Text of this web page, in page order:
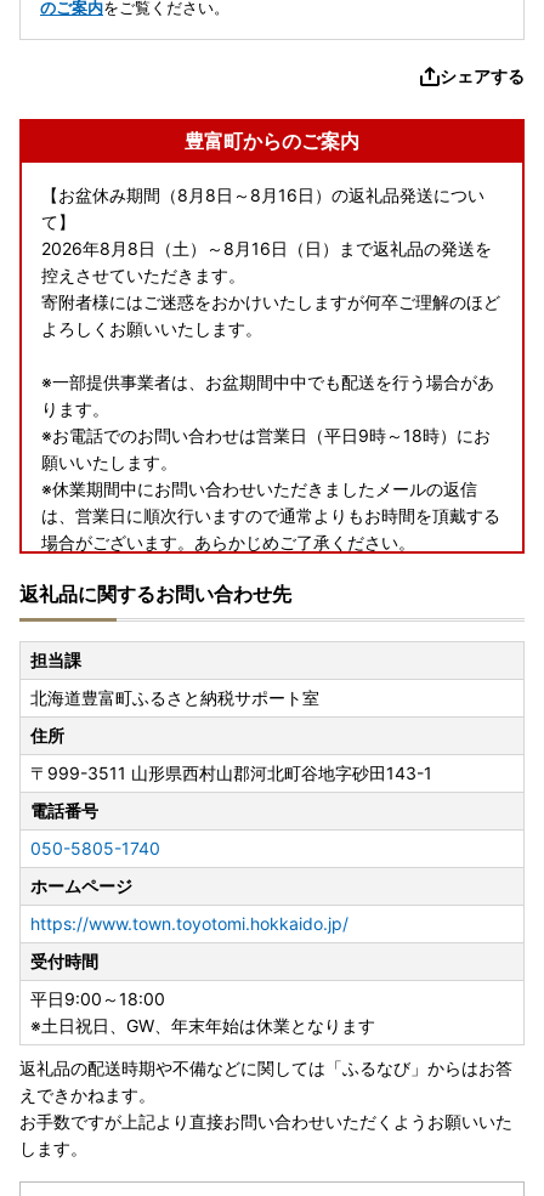
のご案内をご覧ください。
シェアする
豊富町からのご案内
【お盆休み期間（8月8日～8月16日）の返礼品発送につい
て】
2026年8月8日（土）～8月16日（日）まで返礼品の発送を
控えさせていただきます。
寄附者様にはご迷惑をおかけいたしますが何卒ご理解のほど
よろしくお願いいたします。
※一部提供事業者は、お盆期間中中でも配送を行う場合があ
ります。
※お電話でのお問い合わせは営業日（平日9時～18時）にお
願いいたします。
※休業期間中にお問い合わせいただきましたメールの返信
は、営業日に順次行いますので通常よりもお時間を頂戴する
場合がございます。あらかじめご了承ください。
＝＝＝＝＝＝＝＝＝＝＝＝＝＝＝＝＝＝＝＝＝＝＝＝
※お電話でのお問い合わせは営業日（平日9時～18時）にお
願いいたします。
※休業期間中にお問い合わせいただきましたメールの返信
は、営業日に順次行いますので通常よりもお時間を頂戴する
場合がございます。あらかじめご了承ください。
◆寄附者の皆様へ◆
●〇豊富町ふるさと納税のワンストップ申請は、申請アプリ
「IAM」で簡単便利にスマホで完結！〇●
＼マイナンバーカードをお持ちの方へ朗報／
ご寄附をいただいた皆様のご負担を軽減するために、
スマホのみで申請を完結できるアプリ「IAM(アイアム)」が
登場しました！
IAMを使用して申請すると、申請書の記入＆郵送が不要。
署名や書類添付、ポスト投函など手間のかかる手続きを大幅
にスキップできます♪
※従来通りの「オンライン申請」「書類郵送による申請」も
返礼品に関するお問い合わせ先
担当課
北海道豊富町ふるさと納税サポート室
住所
〒999-3511 山形県西村山郡河北町谷地字砂田143-1
電話番号
050-5805-1740
ホームページ
https://www.town.toyotomi.hokkaido.jp/
受付時間
平日9:00～18:00
※土日祝日、GW、年末年始は休業となります
返礼品の配送時期や不備などに関しては「ふるなび」からはお答
えできかねます。
お手数ですが上記より直接お問い合わせいただくようお願いいた
します。